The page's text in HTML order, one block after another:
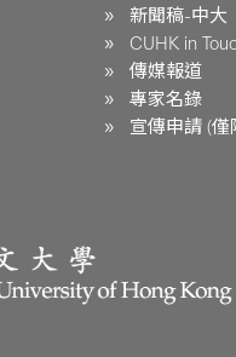
新聞稿-中大
CUHK in
傳媒報道
專家名錄
宣傳申請 (僅